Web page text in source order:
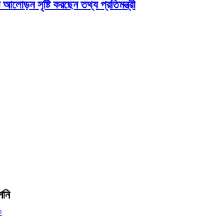
সৃষ্টি করছেন তথ্য প্রতিমন্ত্রী